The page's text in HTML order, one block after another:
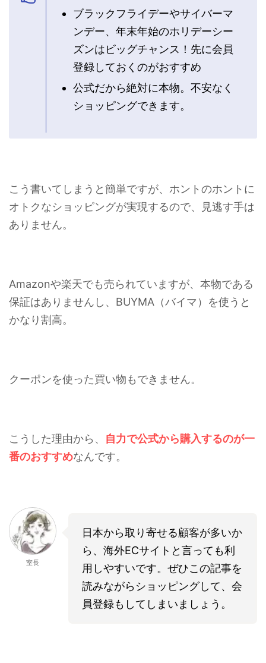
ブラックフライデーやサイバーマ
ンデー、年末年始のホリデーシー
ズンはビッグチャンス！先に会員
登録しておくのがおすすめ
公式だから絶対に本物。不安なく
ショッピングできます。
こう書いてしまうと簡単ですが、ホントのホントに
オトクなショッピングが実現するので、見逃す手は
ありません。
Amazonや楽天でも売られていますが、本物である
保証はありませんし、BUYMA（バイマ）を使うと
かなり割高。
クーポンを使った買い物もできません。
こうした理由から、 自力で公式から購入するのが一
番のおすすめなんです。
室長
日本から取り寄せる顧客が多いか
ら、海外ECサイトと言っても利
用しやすいです。ぜひこの記事を
読みながらショッピングして、会
員登録もしてしまいましょう。